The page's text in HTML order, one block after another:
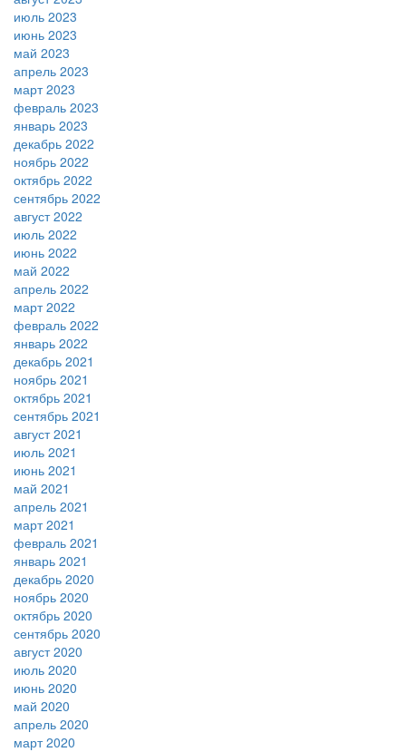
июль 2023
июнь 2023
май 2023
апрель 2023
март 2023
февраль 2023
январь 2023
декабрь 2022
ноябрь 2022
октябрь 2022
сентябрь 2022
август 2022
июль 2022
июнь 2022
май 2022
апрель 2022
март 2022
февраль 2022
январь 2022
декабрь 2021
ноябрь 2021
октябрь 2021
сентябрь 2021
август 2021
июль 2021
июнь 2021
май 2021
апрель 2021
март 2021
февраль 2021
январь 2021
декабрь 2020
ноябрь 2020
октябрь 2020
сентябрь 2020
август 2020
июль 2020
июнь 2020
май 2020
апрель 2020
март 2020